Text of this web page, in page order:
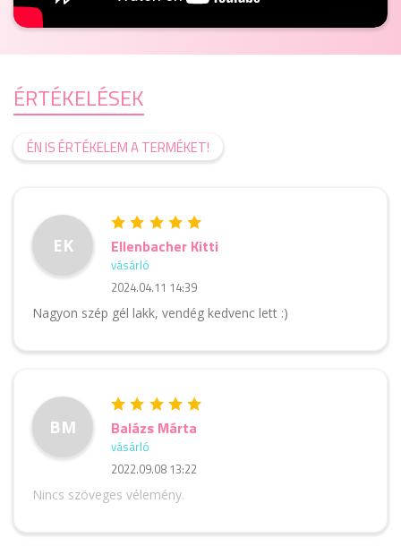
ÉRTÉKELÉSEK
ÉN IS ÉRTÉKELEM A TERMÉKET!
EK Ellenbacher Kitti
vásárló
2024.04.11 14:39
Nagyon szép gél lakk, vendég kedvenc lett :)
BM Balázs Márta
vásárló
2022.09.08 13:22
Nincs szöveges vélemény.